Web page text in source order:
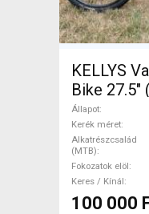
KELLYS
Bike 27.5"
Tourney
Állapot
Kerék méret
Alkatrészcsalád
(MTB)
Fokozatok elöl
Keres / Kínál
100 000